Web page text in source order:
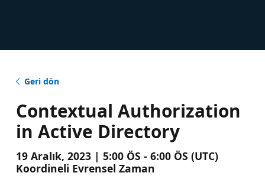
Geri dön
Contextual Authorization
in Active Directory
19 Aralık, 2023 | 5:00 ÖS - 6:00 ÖS (UTC)
Koordineli Evrensel Zaman